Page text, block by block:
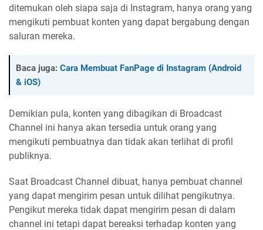
ditemukan oleh siapa saja di Instagram, hanya orang yang
mengikuti pembuat konten yang dapat bergabung dengan
saluran mereka.
Baca juga: Cara Membuat FanPage di Instagram (Android
& iOS)
Demikian pula, konten yang dibagikan di Broadcast
Channel ini hanya akan tersedia untuk orang yang
mengikuti pembuatnya dan tidak akan terlihat di profil
publiknya.
Saat Broadcast Channel dibuat, hanya pembuat channel
yang dapat mengirim pesan untuk dilihat pengikutnya.
Pengikut mereka tidak dapat mengirim pesan di dalam
channel ini tetapi dapat bereaksi terhadap konten yang